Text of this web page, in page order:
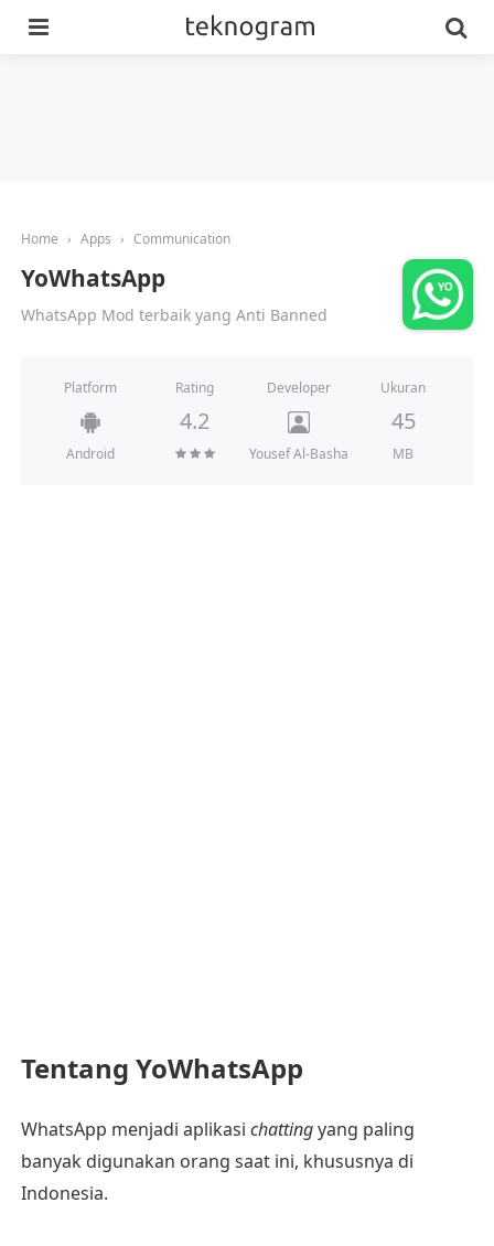
Home › Apps › Communication
YoWhatsApp
WhatsApp Mod terbaik yang Anti Banned
Platform
Android
Rating
4.2
Developer
Yousef Al-Basha
Ukuran
45
MB
Tentang YoWhatsApp
WhatsApp menjadi aplikasi chattingyang paling
banyak digunakan orang saat ini, khususnya di
Indonesia.